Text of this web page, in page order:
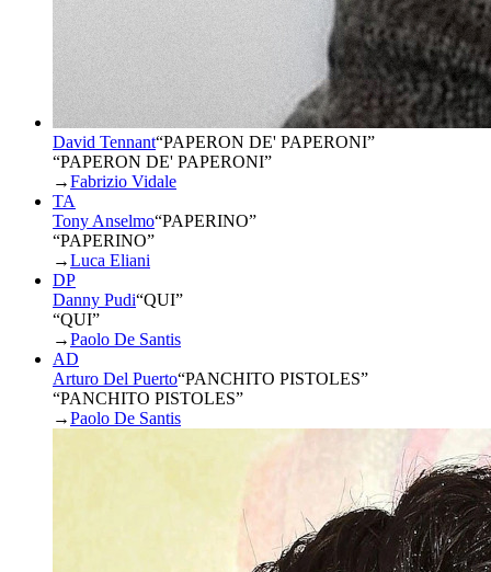
David Tennant“PAPERON DE' PAPERONI”
“PAPERON DE' PAPERONI”
→Fabrizio Vidale
TA
Tony Anselmo“PAPERINO”
“PAPERINO”
→Luca Eliani
DP
Danny Pudi“QUI”
“QUI”
→Paolo De Santis
AD
Arturo Del Puerto“PANCHITO PISTOLES”
“PANCHITO PISTOLES”
→Paolo De Santis